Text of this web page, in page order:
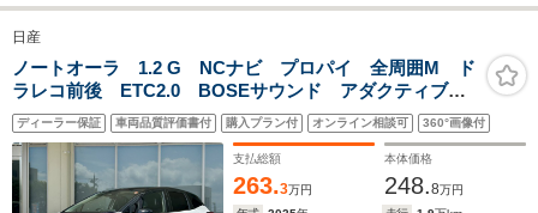
日産
ノートオーラ 1.2 G NCナビ プロパイ 全周囲M ド
ラレコ前後 ETC2.0 BOSEサウンド アダクティブ
LEDヘッド フォグライト SOSコール 衝突被害軽
減 踏み間違い防止 障害物センサ ブラインドスポッ
トモニタ パワーシート
ディーラー保証 車両品質評価書付 購入プラン付 オンライン相談可 360°画像付
支払総額
263.3万円
本体価格
248.8万円